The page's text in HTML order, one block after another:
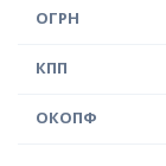
ОГРН
КПП
ОКОПФ